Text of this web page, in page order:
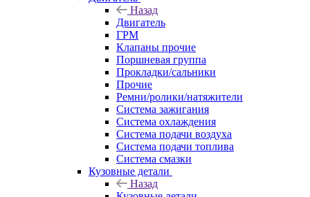
Назад
Двигатель
ГРМ
Клапаны прочие
Поршневая группа
Прокладки/сальники
Прочие
Ремни/ролики/натяжители
Система зажигания
Система охлаждения
Система подачи воздуха
Система подачи топлива
Система смазки
Кузовные детали
Назад